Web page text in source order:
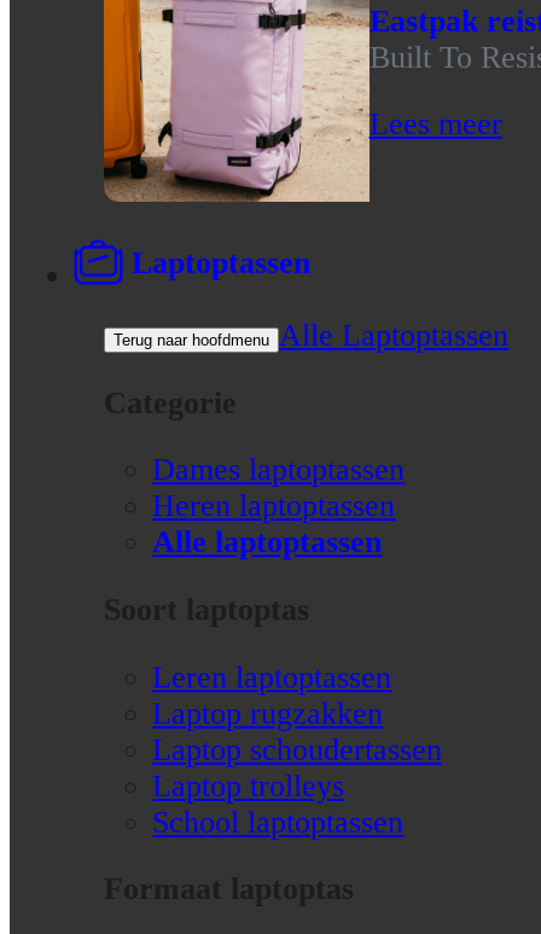
Eastpak
Built To
Lees meer
Laptoptassen
Terug naar hoofdmenu Alle Laptoptassen
Categorie
Dames laptoptassen
Heren laptoptassen
Alle laptoptassen
Soort laptoptas
Leren laptoptassen
Laptop rugzakken
Laptop schoudertassen
Laptop trolleys
School laptoptassen
Formaat laptoptas